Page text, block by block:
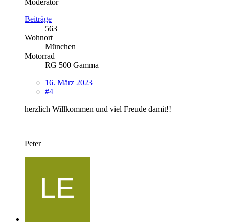
Beiträge
563
Wohnort
München
Motorrad
RG 500 Gamma
16. März 2023
#4
herzlich Willkommen und viel Freude damit!!
Peter